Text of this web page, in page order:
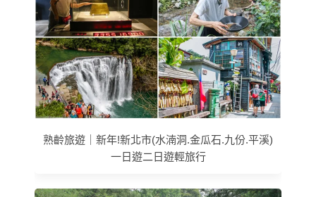
熟齡旅遊｜新年!新北市(水湳洞.金瓜石.九份.平溪)
一日遊二日遊輕旅行